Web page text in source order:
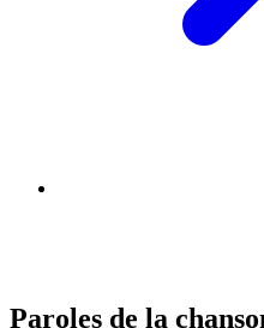
Paroles de la